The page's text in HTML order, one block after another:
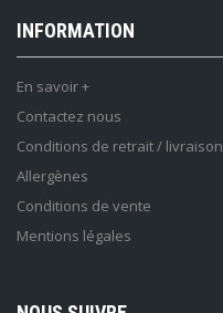
INFORMATION
En savoir +
Contactez nous
Conditions de retrait / livraison
Allergènes
Conditions de vente
Mentions légales